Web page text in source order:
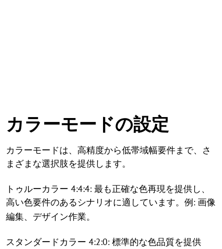
カラーモードの設定
カラーモードは、高精度から低帯域幅要件まで、さ
まざまな選択肢を提供します。
トゥルーカラー 4:4:4: 最も正確な色再現を提供し、
高い色要件のあるシナリオに適しています。
例: 画像
編集、デザイン作業。
スタンダードカラー 4:2:0: 標準的な色品質を提供